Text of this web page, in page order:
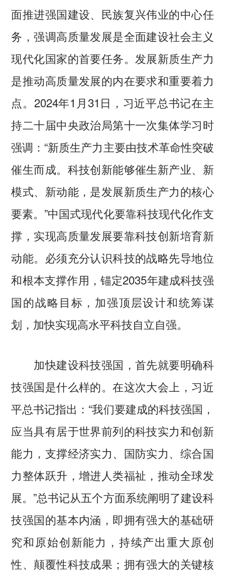
面推进强国建设、民族复兴伟业的中心任
务，强调高质量发展是全面建设社会主义
现代化国家的首要任务。发展新质生产力
是推动高质量发展的内在要求和重要着力
点。2024年1月31日，习近平总书记在主
持二十届中央政治局第十一次集体学习时
强调：“新质生产力主要由技术革命性突破
催生而成。科技创新能够催生新产业、新
模式、新动能，是发展新质生产力的核心
要素。”中国式现代化要靠科技现代化作支
撑，实现高质量发展要靠科技创新培育新
动能。必须充分认识科技的战略先导地位
和根本支撑作用，锚定2035年建成科技强
国的战略目标，加强顶层设计和统筹谋
划，加快实现高水平科技自立自强。
加快建设科技强国，首先就要明确科
技强国是什么样的。在这次大会上，习近
平总书记指出：“我们要建成的科技强国，
应当具有居于世界前列的科技实力和创新
能力，支撑经济实力、国防实力、综合国
力整体跃升，增进人类福祉，推动全球发
展。”总书记从五个方面系统阐明了建设科
技强国的基本内涵，即拥有强大的基础研
究和原始创新能力，持续产出重大原创
性、颠覆性科技成果；拥有强大的关键核